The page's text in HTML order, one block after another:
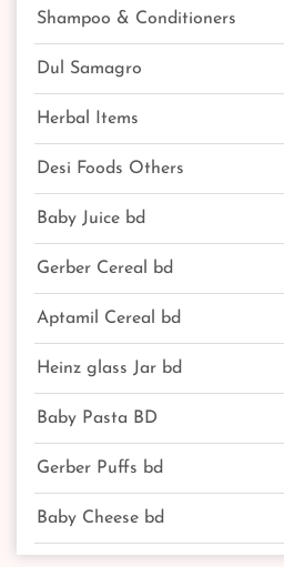
Shampoo & Conditioners
Dul Samagro
Herbal Items
Desi Foods Others
Baby Juice bd
Gerber Cereal bd
Aptamil Cereal bd
Heinz glass Jar bd
Baby Pasta BD
Gerber Puffs bd
Baby Cheese bd